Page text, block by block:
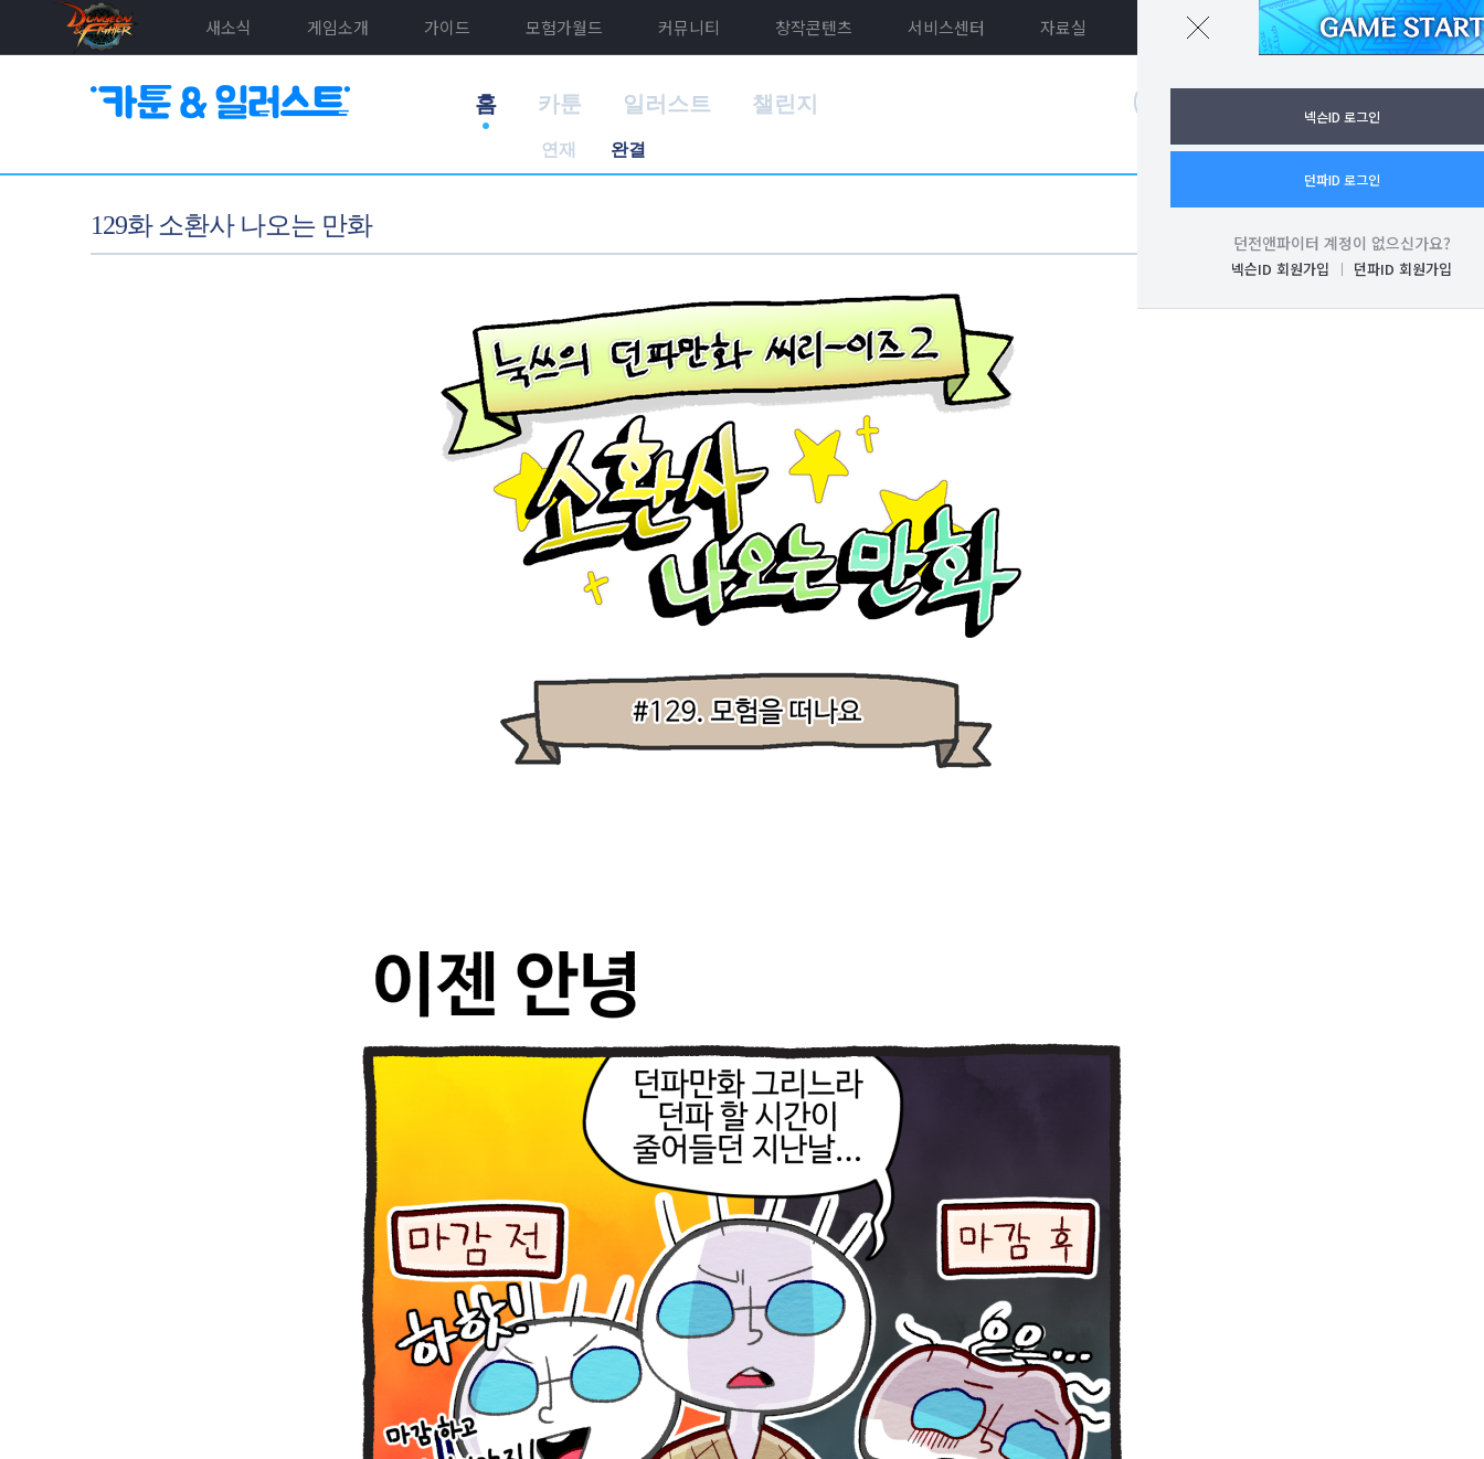
새소식 게임소개 가이드 모험가월드 커뮤니티 창작콘텐츠 서비스센터 자료실 던파ON로그인
넥슨ID 로그인
던파ID 로그인
던전앤파이터 계정이 없으신가요?
넥슨ID 회원가입 던파ID 회원가입
홈 카툰
연재 완결
일러스트 챌린지
129화 소환사 나오는 만화